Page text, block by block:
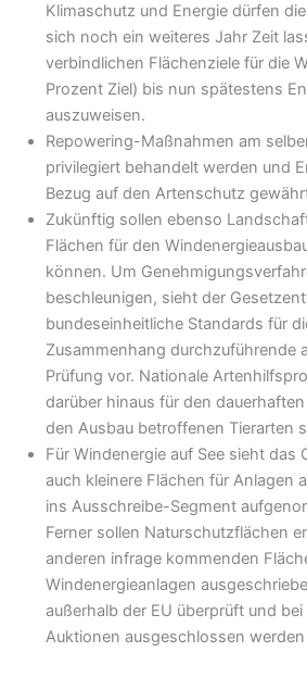
Klimaschutz und Energie dürfen
sich noch ein weiteres Jahr Zeit
verbindlichen Flächenziele für die
Prozent Ziel) bis nun spätestens
auszuweisen.
Repowering-Maßnahmen am
privilegiert behandelt werden und
Bezug auf den Artenschutz
Zukünftig sollen ebenso
Flächen für den
können. Um
beschleunigen, sieht der
bundeseinheitliche Standards für
Zusammenhang durchzuführende
Prüfung vor. Nationale
darüber hinaus für den
den Ausbau betroffenen Tierarten
Für Windenergie auf See sieht das
auch kleinere Flächen für Anlagen
ins Ausschreibe-Segment
Ferner sollen Naturschutzflächen
anderen infrage kommenden
Windenergieanlagen
außerhalb der EU überprüft und
Auktionen ausgeschlossen